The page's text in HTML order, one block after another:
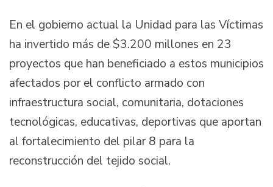
En el gobierno actual la Unidad para las Víctimas
ha invertido más de $3.200 millones en 23
proyectos que han beneficiado a estos municipios
afectados por el conflicto armado con
infraestructura social, comunitaria, dotaciones
tecnológicas, educativas, deportivas que aportan
al fortalecimiento del pilar 8 para la
reconstrucción del tejido social.